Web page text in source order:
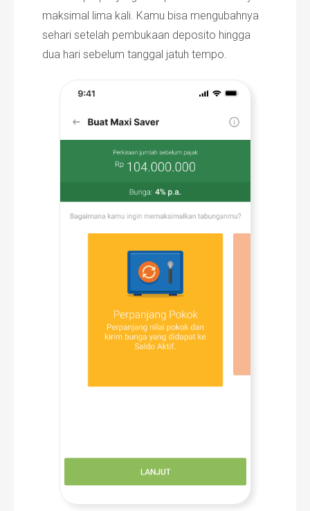
maksimal lima kali. Kamu bisa mengubahnya
sehari setelah pembukaan deposito hingga
dua hari sebelum tanggal jatuh tempo.